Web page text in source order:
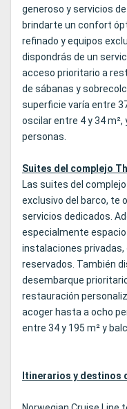
generoso y servicios
brindarte un confort
refinado y equipos
dispondrás de un
acceso prioritario a
de sábanas y
superficie varía entre
oscilar entre 4 y 34
personas.
Suites del complejo
Las suites del
exclusivo del barco, te
servicios dedicados.
especialmente
instalaciones privadas,
reservados. También
desembarque
restauración
acoger hasta a ocho
entre 34 y 195 m² y
Itinerarios y destinos